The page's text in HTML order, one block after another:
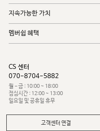
지속가능한 가치
멤버쉽 혜택
CS 센터
070-8704-5882
월 - 금 : 10:00 ~ 18:00
점심시간 : 12:00 ~ 13:00
일요일 및 공휴일 휴무
고객센터 연결